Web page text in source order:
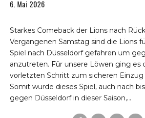
6. Mai 2026
Starkes Comeback der Lions nach
Vergangenen Samstag sind die Lions
Spiel nach Düsseldorf gefahren um
anzutreten. Für unsere Löwen ging es
vorletzten Schritt zum sicheren Einzug
Somit wurde dieses Spiel, auch nach
gegen Düsseldorf in dieser Saison,...